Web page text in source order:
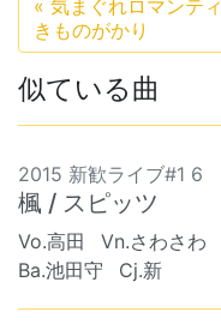
« 気まぐれロマンテ
きものがかり
似ている曲
2015 新歓ライブ#1 6
楓 / スピッツ
Vo.高田 Vn.さわさわ
Ba.池田守
Cj.新